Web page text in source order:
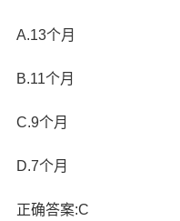
A.13个月
B.11个月
C.9个月
D.7个月
正确答案:C